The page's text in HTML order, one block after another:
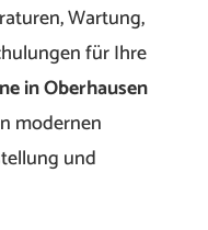
Wartung,
für Ihre
in Oberhausen
modernen
und